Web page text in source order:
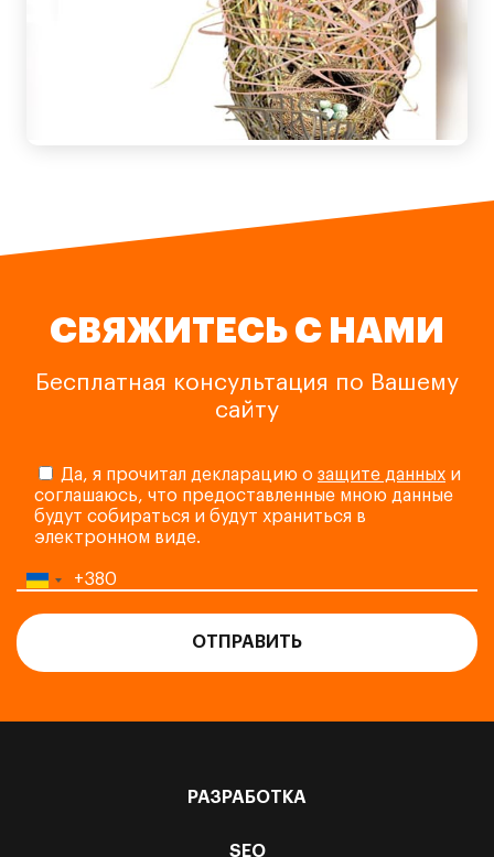
СВЯЖИТЕСЬ С НАМИ
Бесплатная консультация по Вашему
сайту
Да, я прочитал декларацию о защите данных и
соглашаюсь, что предоставленные мною данные
будут собираться и будут храниться в
электронном виде.
РАЗРАБОТКА
SEO